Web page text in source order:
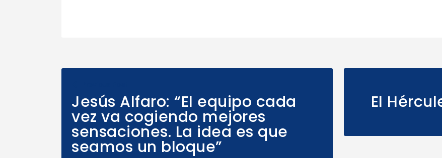
Jesús Alfaro: “El equipo cada
vez va cogiendo mejores
sensaciones. La idea es que
seamos un bloque”
El